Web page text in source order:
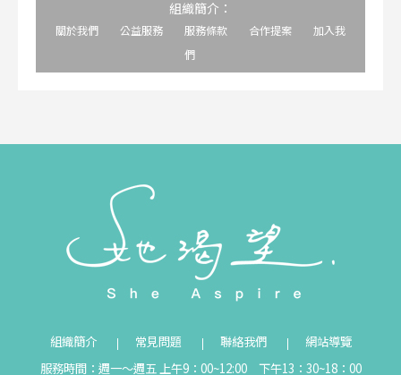
組織簡介：
關於我們 公益服務 服務條款 合作提案
加入我
們
組織簡介 常見問題 聯絡我們
網站導覽
服務時間：週一～週五 上午9：00~12:00 下午13：30~18：00